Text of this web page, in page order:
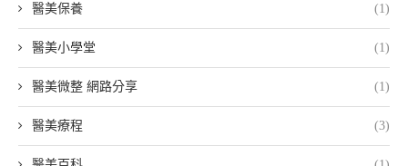
醫美保養 (1)
醫美小學堂 (1)
醫美微整 網路分享 (1)
醫美療程 (3)